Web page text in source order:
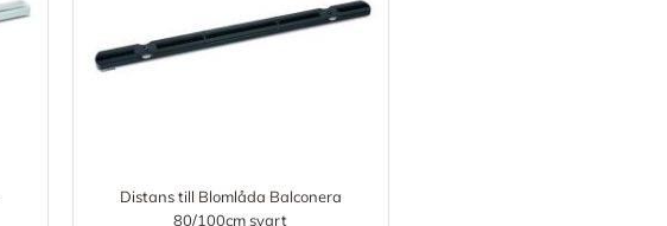
Distans till Blomlåda Balconera
80/100cm svart